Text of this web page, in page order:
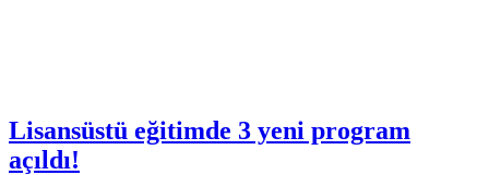
Lisansüstü eğitimde 3 yeni program
açıldı!